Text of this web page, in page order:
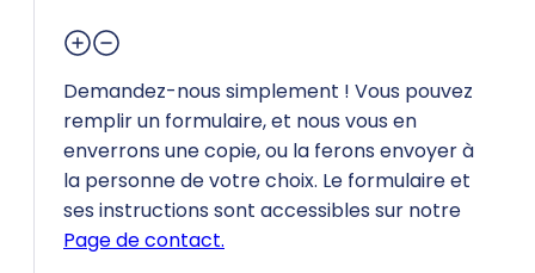
Demandez-nous simplement ! Vous pouvez
remplir un formulaire, et nous vous en
enverrons une copie, ou la ferons envoyer à
la personne de votre choix. Le formulaire et
ses instructions sont accessibles sur notre
Page de contact.